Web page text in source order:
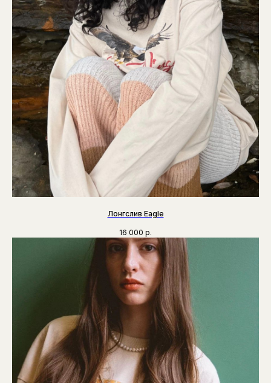
Лонгслив Eagle
16 000 р.